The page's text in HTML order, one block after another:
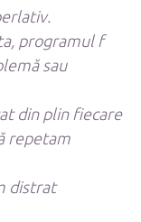
programul f
sau
din plin fiecare
repetam
distrat